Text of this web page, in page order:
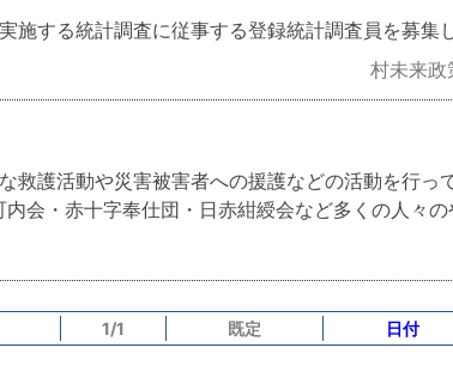
施する統計調査に従事する登録統計調査員を募集
村未来政
救護活動や災害被害者への援護などの活動を行っ
会・赤十字奉仕団・日赤紺綬会など多くの人々の
1/1 既定 日付